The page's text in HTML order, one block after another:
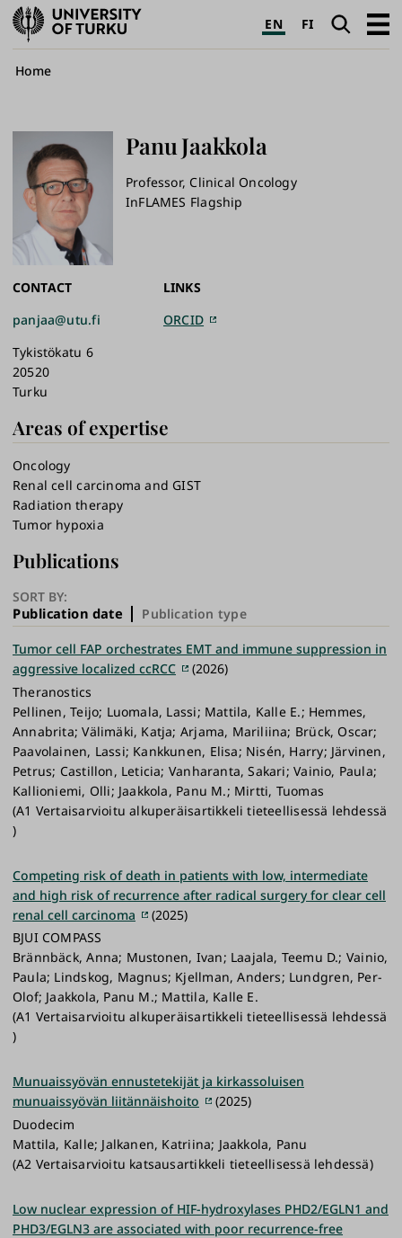
University
of
Turku
EN FI SearchOpen
Breadcrumb
Home
Panu Jaakkola
Professor, Clinical Oncology
InFLAMES Flagship
CONTACT
panjaa@utu.fi
Tykistökatu 6
20520
Turku
LINKS
ORCID
Areas of expertise
Oncology
Renal cell carcinoma and GIST
Radiation therapy
Tumor hypoxia
Publications
SORT BY:
Publication date Publication type
Tumor cell FAP orchestrates EMT and immune suppression in
aggressive localized ccRCC
(2026)
Theranostics
Pellinen, Teijo; Luomala, Lassi; Mattila, Kalle E.; Hemmes,
Annabrita; Välimäki, Katja; Arjama, Mariliina; Brück, Oscar;
Paavolainen, Lassi; Kankkunen, Elisa; Nisén, Harry; Järvinen,
Petrus; Castillon, Leticia; Vanharanta, Sakari; Vainio, Paula;
Kallioniemi, Olli; Jaakkola, Panu M.; Mirtti, Tuomas
(A1 Vertaisarvioitu alkuperäisartikkeli tieteellisessä lehdessä
)
Competing risk of death in patients with low, intermediate
and high risk of recurrence after radical surgery for clear cell
renal cell carcinoma
(2025)
BJUI COMPASS
Brännbäck, Anna; Mustonen, Ivan; Laajala, Teemu D.; Vainio,
Paula; Lindskog, Magnus; Kjellman, Anders; Lundgren, Per-
Olof; Jaakkola, Panu M.; Mattila, Kalle E.
(A1 Vertaisarvioitu alkuperäisartikkeli tieteellisessä lehdessä
)
Munuaissyövän ennustetekijät ja kirkassoluisen
munuaissyövän liitännäishoito
(2025)
Duodecim
Mattila, Kalle; Jalkanen, Katriina; Jaakkola, Panu
(A2 Vertaisarvioitu katsausartikkeli tieteellisessä lehdessä)
Low nuclear expression of HIF-hydroxylases PHD2/EGLN1 and
PHD3/EGLN3 are associated with poor recurrence-free